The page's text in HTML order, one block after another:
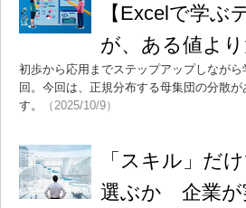
【Excelで学ぶ
が、ある値よ
初歩から応用までステップアップしなが
回。今回は、正規分布する母集団の分散
す。
（2025/10/9）
「スキル」だ
選ぶか 企業が